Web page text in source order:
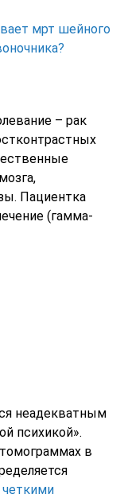
мрт шейного
– рак
Пациентка
(гамма-
неадекватным
психикой».
в
четкими